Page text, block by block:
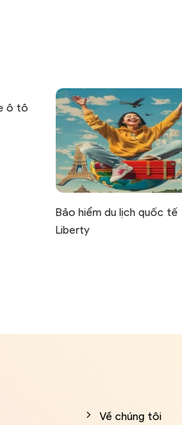
ô tô
Bảo hiểm du lịch quốc tế
Liberty
Về chúng tôi